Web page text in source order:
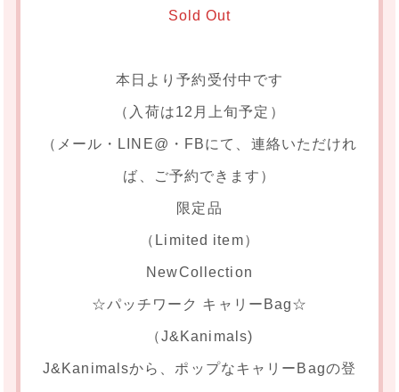
Sold Out
本日より予約受付中です
（入荷は12月上旬予定）
（メール・LINE@・FBにて、連絡いただけれ
ば、ご予約できます）
限定品
（Limited item）
NewCollection
☆パッチワーク キャリーBag☆
（J&Kanimals)
J&Kanimalsから、ポップなキャリーBagの登